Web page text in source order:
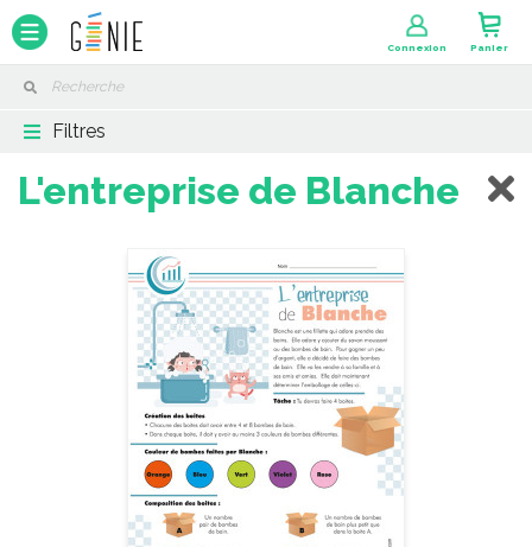
Connexion Panier
Filtres
L'entreprise de Blanche
Panneau de gestion des cookies